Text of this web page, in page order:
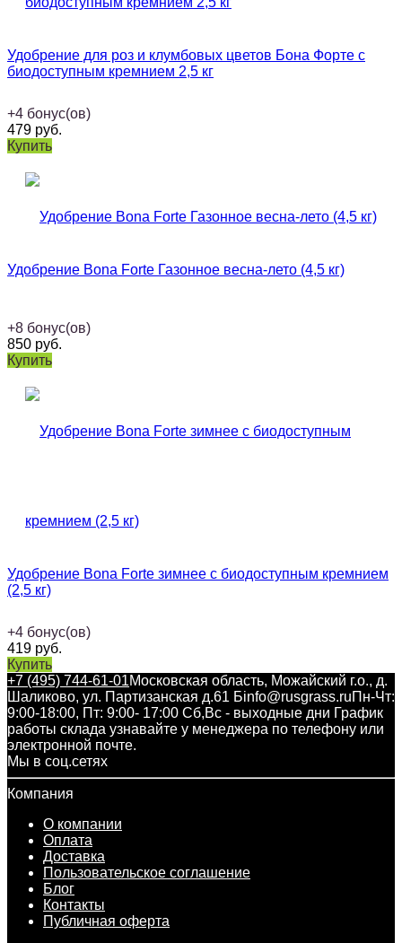
Удобрение для роз и клумбовых цветов Бона Форте с
биодоступным кремнием 2,5 кг
+4 бонус(ов)
479 руб.
Купить
Удобрение Bona Forte Газонное весна-лето (4,5 кг)
+8 бонус(ов)
850 руб.
Купить
Удобрение Bona Forte зимнее с биодоступным кремнием
(2,5 кг)
+4 бонус(ов)
419 руб.
Купить
+7 (495) 744-61-01Московская область, Можайский г.о., д.
Шаликово, ул. Партизанская д.61 Бinfo@rusgrass.ruПн-Чт:
9:00-18:00, Пт: 9:00- 17:00 Сб,Вс - выходные дни График
работы склада узнавайте у менеджера по телефону или
электронной почте.
Мы в соц.сетях
Компания
О компании
Оплата
Доставка
Пользовательское соглашение
Блог
Контакты
Публичная оферта